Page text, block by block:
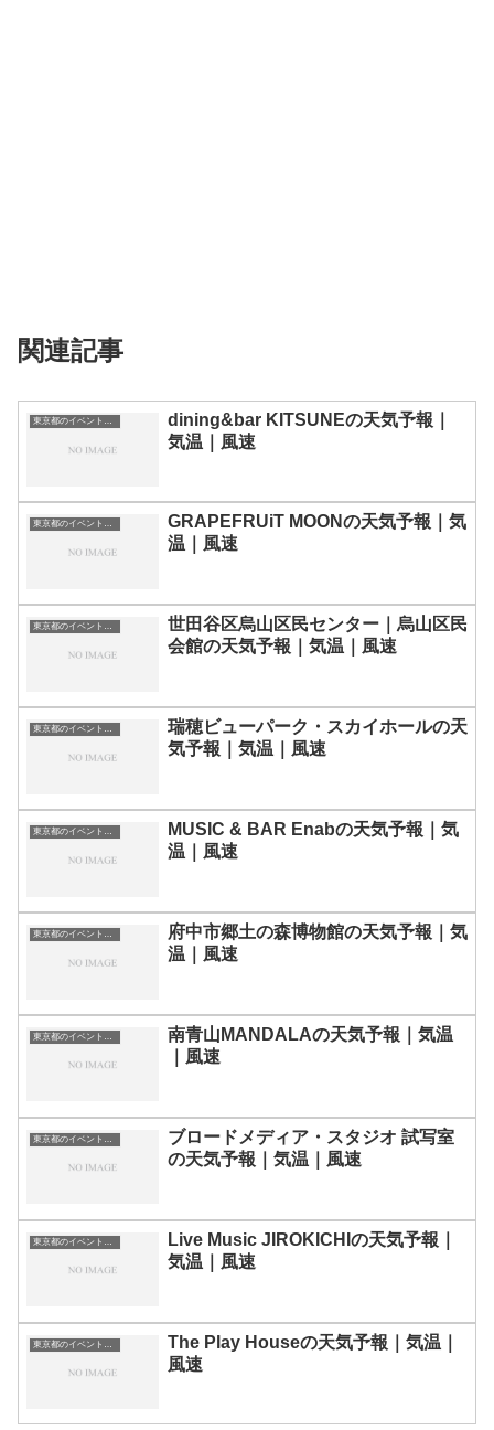
関連記事
東京都のイベント会場一覧
dining&bar KITSUNEの天気予報｜
気温｜風速
東京都のイベント会場一覧
GRAPEFRUiT MOONの天気予報｜気
温｜風速
東京都のイベント会場一覧
世田谷区烏山区民センター｜烏山区民
会館の天気予報｜気温｜風速
東京都のイベント会場一覧
瑞穂ビューパーク・スカイホールの天
気予報｜気温｜風速
東京都のイベント会場一覧
MUSIC & BAR Enabの天気予報｜気
温｜風速
東京都のイベント会場一覧
府中市郷土の森博物館の天気予報｜気
温｜風速
東京都のイベント会場一覧
南青山MANDALAの天気予報｜気温
｜風速
ブロードメディア・スタジオ 試写室
の天気予報｜気温｜風速
Live Music JIROKICHIの天気予報｜
気温｜風速
The Play Houseの天気予報｜気温｜
風速